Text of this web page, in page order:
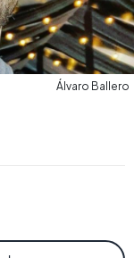
Álvaro Ballero